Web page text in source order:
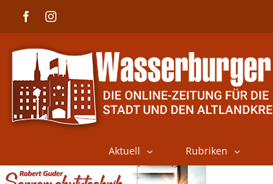
FacebookInstagram
Aktuell Rubriken